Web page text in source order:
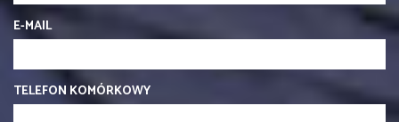
E-MAIL
TELEFON KOMÓRKOWY